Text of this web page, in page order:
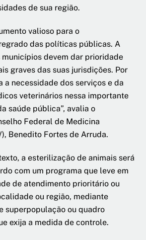
de sua região.
valioso para o
das políticas públicas. A
devem dar prioridade
graves das suas jurisdições. Por
a necessidade dos serviços e da
veterinários nessa importante
saúde pública”, avalia o
Federal de Medicina
Benedito Fortes de Arruda.
a esterilização de animais será
com um programa que leve em
de atendimento prioritário ou
ou região, mediante
superpopulação ou quadro
exija a medida de controle.